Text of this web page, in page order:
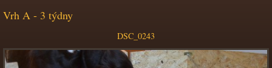
Vrh A - 3 týdny
DSC_0243